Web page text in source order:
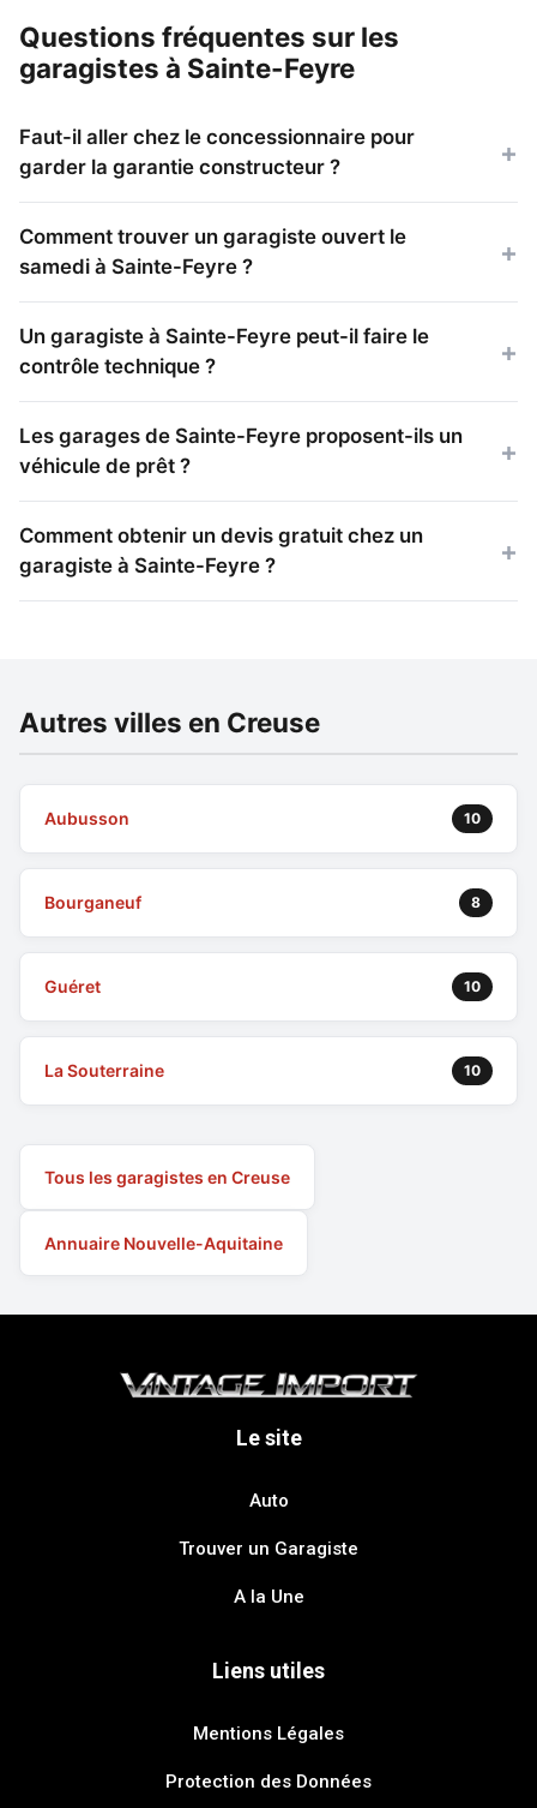
Questions fréquentes sur les
garagistes à Sainte-Feyre
Faut-il aller chez le concessionnaire pour
garder la garantie constructeur ?
Comment trouver un garagiste ouvert le
samedi à Sainte-Feyre ?
Un garagiste à Sainte-Feyre peut-il faire le
contrôle technique ?
Les garages de Sainte-Feyre proposent-ils un
véhicule de prêt ?
Comment obtenir un devis gratuit chez un
garagiste à Sainte-Feyre ?
Autres villes en Creuse
Aubusson 10
Bourganeuf 8
Guéret 10
La Souterraine 10
Tous les garagistes en Creuse
Annuaire Nouvelle-Aquitaine
Le site
Auto
Trouver un Garagiste
A la Une
Liens utiles
Mentions Légales
Protection des Données